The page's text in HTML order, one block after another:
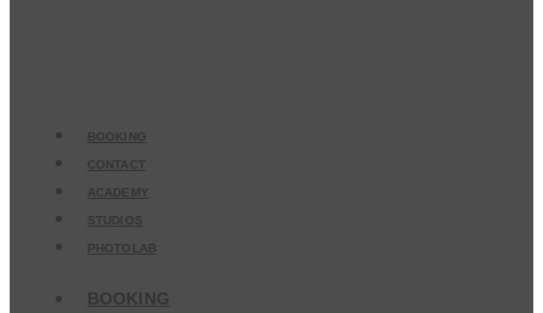
BOOKING
CONTACT
ACADEMY
STUDIOS
PHOTOLAB
BOOKING